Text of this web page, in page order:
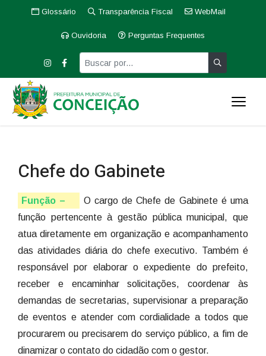
Glossário Transparência Fiscal WebMail
Ouvidoria Perguntas Frequentes
Chefe do Gabinete
Função –
O cargo de Chefe de Gabinete é uma
função pertencente à gestão pública municipal, que
atua diretamente em organização e acompanhamento
das atividades diária do chefe executivo. Também é
responsável por elaborar o expediente do prefeito,
receber e encaminhar solicitações, coordenar às
demandas de secretarias, supervisionar a preparação
de eventos e atender com cordialidade a todos que
procurarem ou precisarem do serviço público, a fim de
dinamizar o contato do cidadão com o gestor.